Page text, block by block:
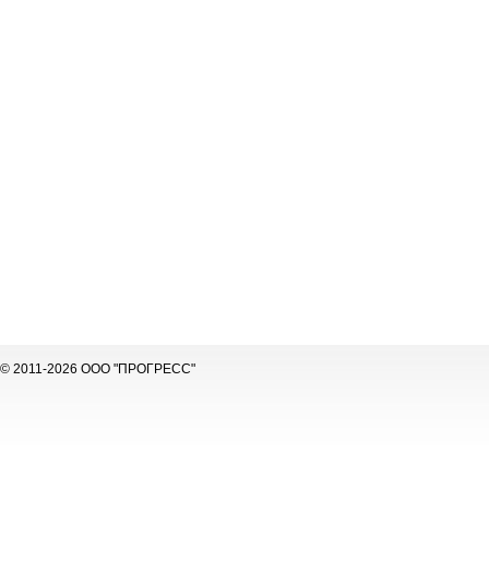
© 2011-2026 ООО "ПРОГРЕСС"